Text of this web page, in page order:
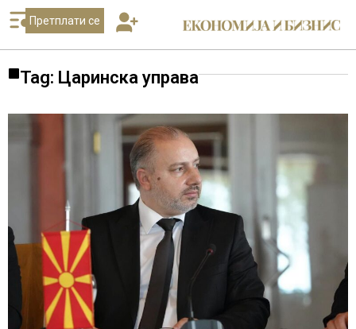
Претплати се
Tag: Царинска управа